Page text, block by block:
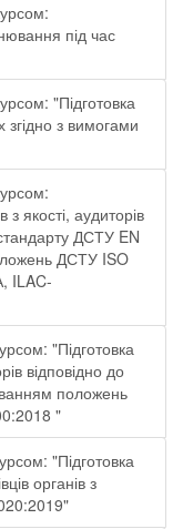
під час
"Підготовка
згідно з вимогами
з якості, аудиторів
ДСТУ EN
ДСТУ ISO
ILAC-
"Підготовка
відповідно до
положень
"
"Підготовка
органів з